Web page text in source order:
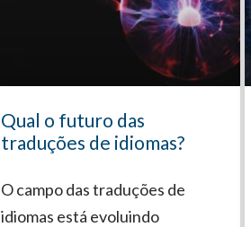
Qual o futuro das
traduções de idiomas?
O campo das traduções de
idiomas está evoluindo